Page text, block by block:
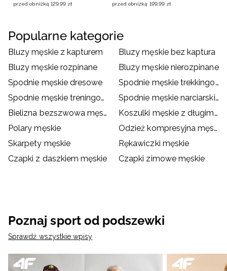
przed obniżką 129,99 zł
przed obniżką 199,99 zł
Popularne kategorie
Bluzy męskie z kapturem
Bluzy męskie bez kaptura
Bluzy męskie rozpinane
Bluzy męskie nierozpinane
Spodnie męskie dresowe
Spodnie męskie trekkingowe
Spodnie męskie treningowe
Spodnie męskie narciarskie
Bielizna bezszwowa męska
Koszulki męskie z długim rękawem
Polary męskie
Odzież kompresyjna męska
Skarpety męskie
Rękawiczki męskie
Czapki z daszkiem męskie
Czapki zimowe męskie
Poznaj sport od podszewki
Sprawdź wszystkie wpisy